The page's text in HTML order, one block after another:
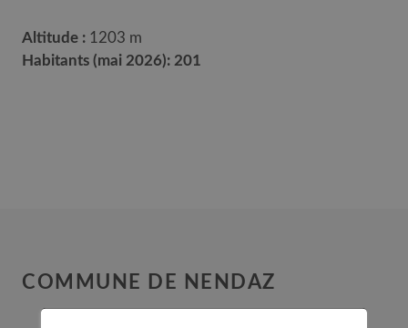
Altitude : 1203 m
Habitants (mai 2026): 201
COMMUNE DE NENDAZ